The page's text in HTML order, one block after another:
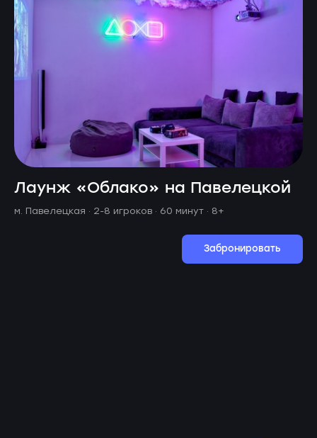
Лаунж «Облако» на Павелецкой
м. Павелецкая · 2-8 игроков · 60 минут · 8+
Забронировать